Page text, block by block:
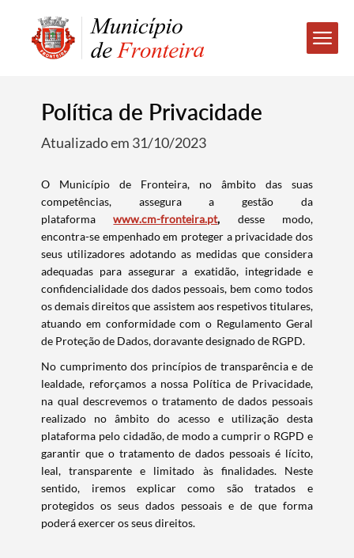
Política de Privacidade
Atualizado em 31/10/2023
O Município de Fronteira, no âmbito das suas
competências, assegura a gestão da
plataformawww.cm-fronteira.pt, desse modo,
encontra-se empenhado em proteger a privacidade dos
seus utilizadores adotando as medidas que considera
adequadas para assegurar a exatidão, integridade e
confidencialidade dos dados pessoais, bem como todos
os demais direitos que assistem aos respetivos titulares,
atuando em conformidade com o Regulamento Geral
de Proteção de Dados, doravante designado de RGPD.
No cumprimento dos princípios de transparência e de
lealdade, reforçamos a nossa Política de Privacidade,
na qual descrevemos o tratamento de dados pessoais
realizado no âmbito do acesso e utilização desta
plataforma pelo cidadão, de modo a cumprir o RGPD e
garantir que o tratamento de dados pessoais é lícito,
leal, transparente e limitado às finalidades. Neste
sentido, iremos explicar como são tratados e
protegidos os seus dados pessoais e de que forma
poderá exercer os seus direitos.